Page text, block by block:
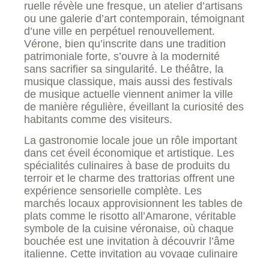
ruelle révèle une fresque, un atelier d’artisans
ou une galerie d’art contemporain, témoignant
d’une ville en perpétuel renouvellement.
Vérone, bien qu’inscrite dans une tradition
patrimoniale forte, s’ouvre à la modernité
sans sacrifier sa singularité. Le théâtre, la
musique classique, mais aussi des festivals
de musique actuelle viennent animer la ville
de manière régulière, éveillant la curiosité des
habitants comme des visiteurs.
La gastronomie locale joue un rôle important
dans cet éveil économique et artistique. Les
spécialités culinaires à base de produits du
terroir et le charme des trattorias offrent une
expérience sensorielle complète. Les
marchés locaux approvisionnent les tables de
plats comme le risotto all’Amarone, véritable
symbole de la cuisine véronaise, où chaque
bouchée est une invitation à découvrir l’âme
italienne. Cette invitation au voyage culinaire